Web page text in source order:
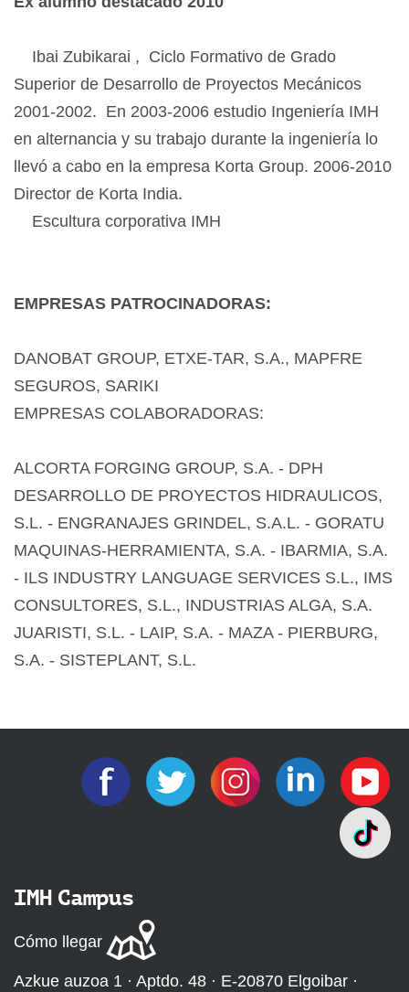
Ibai Zubikarai , Ciclo Formativo de Grado
Superior de Desarrollo de Proyectos Mecánicos
2001-2002. En 2003-2006 estudio Ingeniería IMH
en alternancia y su trabajo durante la ingeniería lo
llevó a cabo en la empresa Korta Group. 2006-2010
Director de Korta India.
Escultura corporativa IMH
EMPRESAS PATROCINADORAS:
DANOBAT GROUP, ETXE-TAR, S.A., MAPFRE
SEGUROS, SARIKI
EMPRESAS COLABORADORAS:
ALCORTA FORGING GROUP, S.A. - DPH
DESARROLLO DE PROYECTOS HIDRAULICOS,
S.L. - ENGRANAJES GRINDEL, S.A.L. - GORATU
MAQUINAS-HERRAMIENTA, S.A. - IBARMIA, S.A.
- ILS INDUSTRY LANGUAGE SERVICES S.L., IMS
CONSULTORES, S.L., INDUSTRIAS ALGA, S.A.
JUARISTI, S.L. - LAIP, S.A. - MAZA - PIERBURG,
S.A. - SISTEPLANT, S.L.
IMH Campus
Cómo llegar
Azkue auzoa 1 · Aptdo. 48 · E-20870 Elgoibar ·